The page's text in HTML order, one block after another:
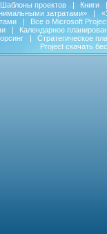
Шаблоны проектов | Книги |
затратами» |
| Все о Microsoft
| Календарное
| Стратегическое
Project скачать